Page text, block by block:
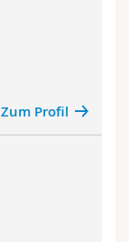
Zum Profil